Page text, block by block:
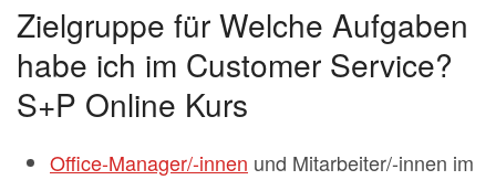
Zielgruppe für Welche Aufgaben
habe ich im Customer Service?
S+P Online Kurs
Office-Manager/-innen und Mitarbeiter/-innen im